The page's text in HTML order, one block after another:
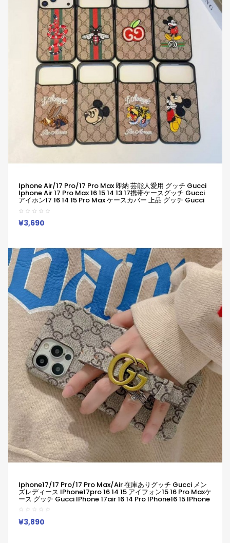
Iphone Air/17 Pro/17 Pro Max 即納 芸能人愛用 グッチ Gucci
Iphone Air 17 Pro Max 16 15 14 13 17携帯ケースグッチ Gucci
アイホン17 16 14 15 Pro Max ケースカバー 上品 グッチ Gucci
Iphone17 Air 16 15 14 13pro Maxケースカジュアル アイホン16
15 14 13 12 17 Airケース 全面保護限定版 ビジネス風
¥3,690
Iphone17/17 Pro/17 Pro Max/air 在庫ありグッチ Gucci メン
ズレディース IPhone17pro 16 14 15 アイフォン15 16 Pro Maxケ
ース グッチ Gucci IPhone 17air 16 14 Pro IPhone16 15 IPhone
SE 第3世代 IPhone8 IPhone7 スマホケース アイホン16 14 15プ
ロマックスケース 新作 芸能人愛用
¥3,890